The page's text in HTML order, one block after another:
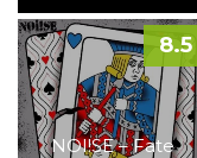
NOI!SE – Fate
8.5